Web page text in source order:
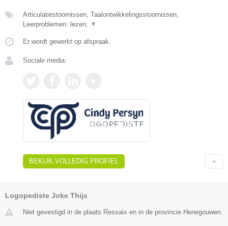
Articulatiestoornissen, Taalontwikkelingsstoornissen,
Leerproblemen: lezen,
▼
Er wordt gewerkt op afspraak.
Sociale media:
BEKIJK VOLLEDIG PROFIEL
Logopediste Joke Thijs
Niet gevestigd in de plaats Ressaix en in de provincie Henegouwen.